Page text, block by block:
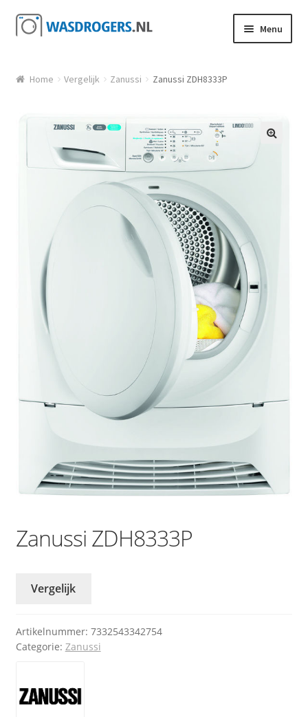
Ga door naar navigatie
Ga direct naar de inhoud Menu
Home Vergelijk Zanussi Zanussi ZDH8333P
Zanussi ZDH8333P
Vergelijk
Artikelnummer: 7332543342754
Categorie: Zanussi